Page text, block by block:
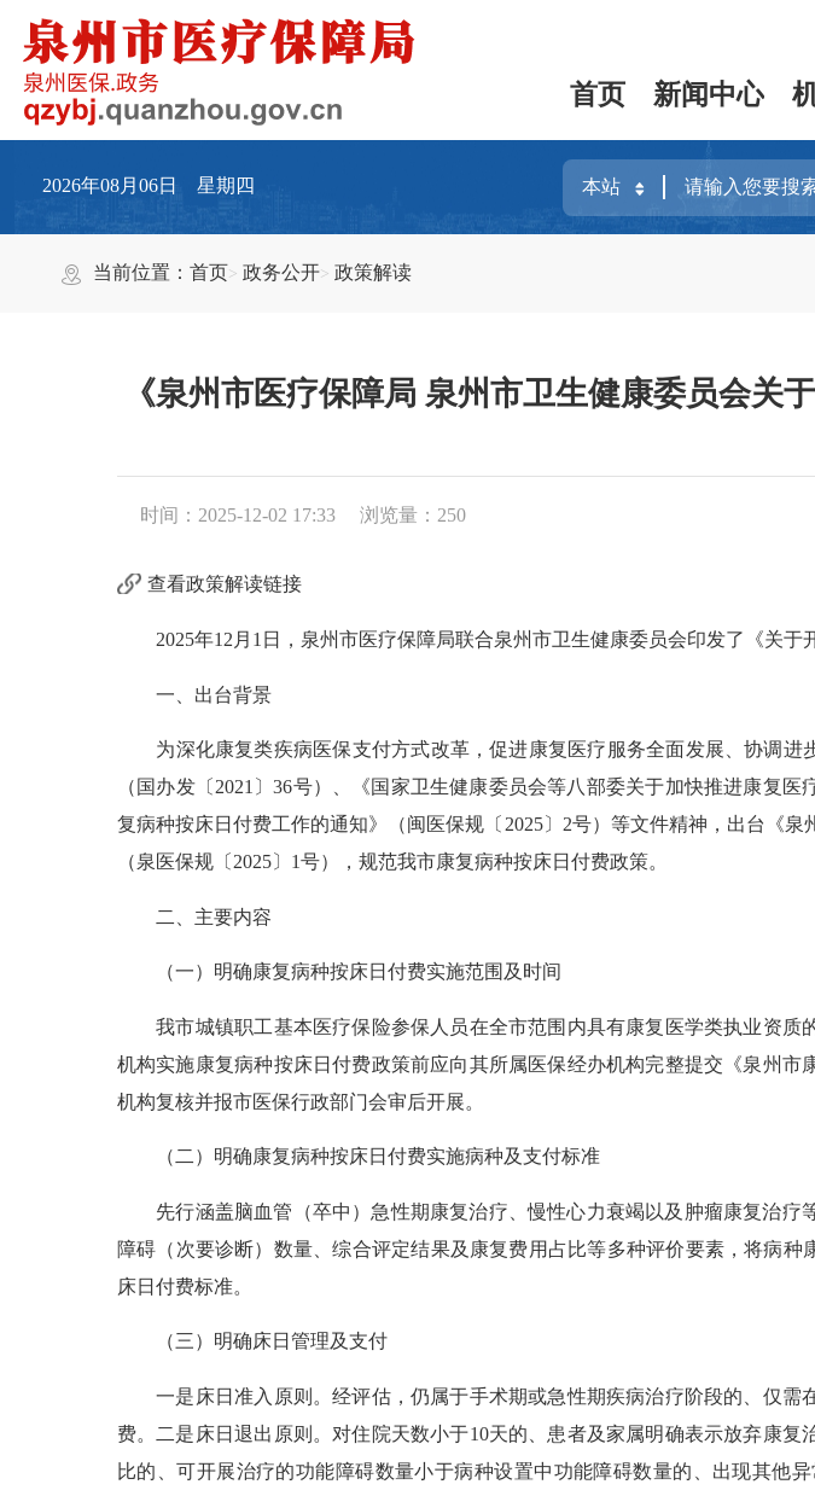
首页 新闻中心
2026年08月06日 星期四
当前位置：首页 政务公开 政策解读
《泉州市医疗保障局 泉州市卫生健康委员会
时间：2025-12-02 17:33 浏览量： 250
查看政策解读链接
2025年12月1日，泉州市医疗保障局联合泉州市卫生健康委员会印发了《关于
一、出台背景
为深化康复类疾病医保支付方式改革，促进康复医疗服务全面发展、协调进
（国办发〔2021〕36号）、《国家卫生健康委员会等八部委关于加快推进康复
复病种按床日付费工作的通知》（闽医保规〔2025〕2号）等文件精神，出台《
（泉医保规〔2025〕1号），规范我市康复病种按床日付费政策。
二、主要内容
（一）明确康复病种按床日付费实施范围及时间
我市城镇职工基本医疗保险参保人员在全市范围内具有康复医学类执业资质
机构实施康复病种按床日付费政策前应向其所属医保经办机构完整提交《泉州
机构复核并报市医保行政部门会审后开展。
（二）明确康复病种按床日付费实施病种及支付标准
先行涵盖脑血管（卒中）急性期康复治疗、慢性心力衰竭以及肿瘤康复治疗
障碍（次要诊断）数量、综合评定结果及康复费用占比等多种评价要素，将病种
床日付费标准。
（三）明确床日管理及支付
一是床日准入原则。经评估，仍属于手术期或急性期疾病治疗阶段的、仅需
费。二是床日退出原则。对住院天数小于10天的、患者及家属明确表示放弃康
比的、可开展治疗的功能障碍数量小于病种设置中功能障碍数量的、出现其他